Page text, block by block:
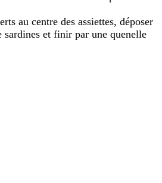
au centre des assiettes, déposer
sardines et finir par une quenelle